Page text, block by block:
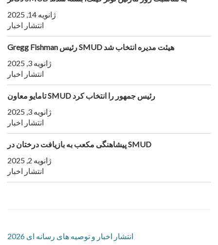
ژانویه 14, 2025
انتشار اخبار
Gregg Fishman رئیس SMUD هیئت مدیره انتخاب شد
ژانویه 3, 2025
انتشار اخبار
تامايو معاون SMUD رئيس جمهور را انتخاب کرد
ژانویه 3, 2025
انتشار اخبار
پیشاهنگی مکعب به بازیافت درختان در SMUD
ژانویه 2, 2025
انتشار اخبار
2026 انتشار اخبار و توصیه های رسانه ای